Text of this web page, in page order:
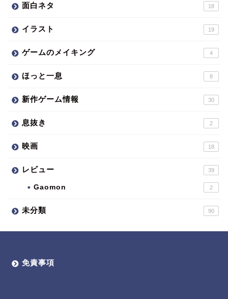
面白ネタ 18
イラスト 19
ゲームのメイキング 4
ほっと一息 8
新作ゲーム情報 30
息抜き 2
映画 18
レビュー 39
Gaomon 2
未分類 90
免責事項